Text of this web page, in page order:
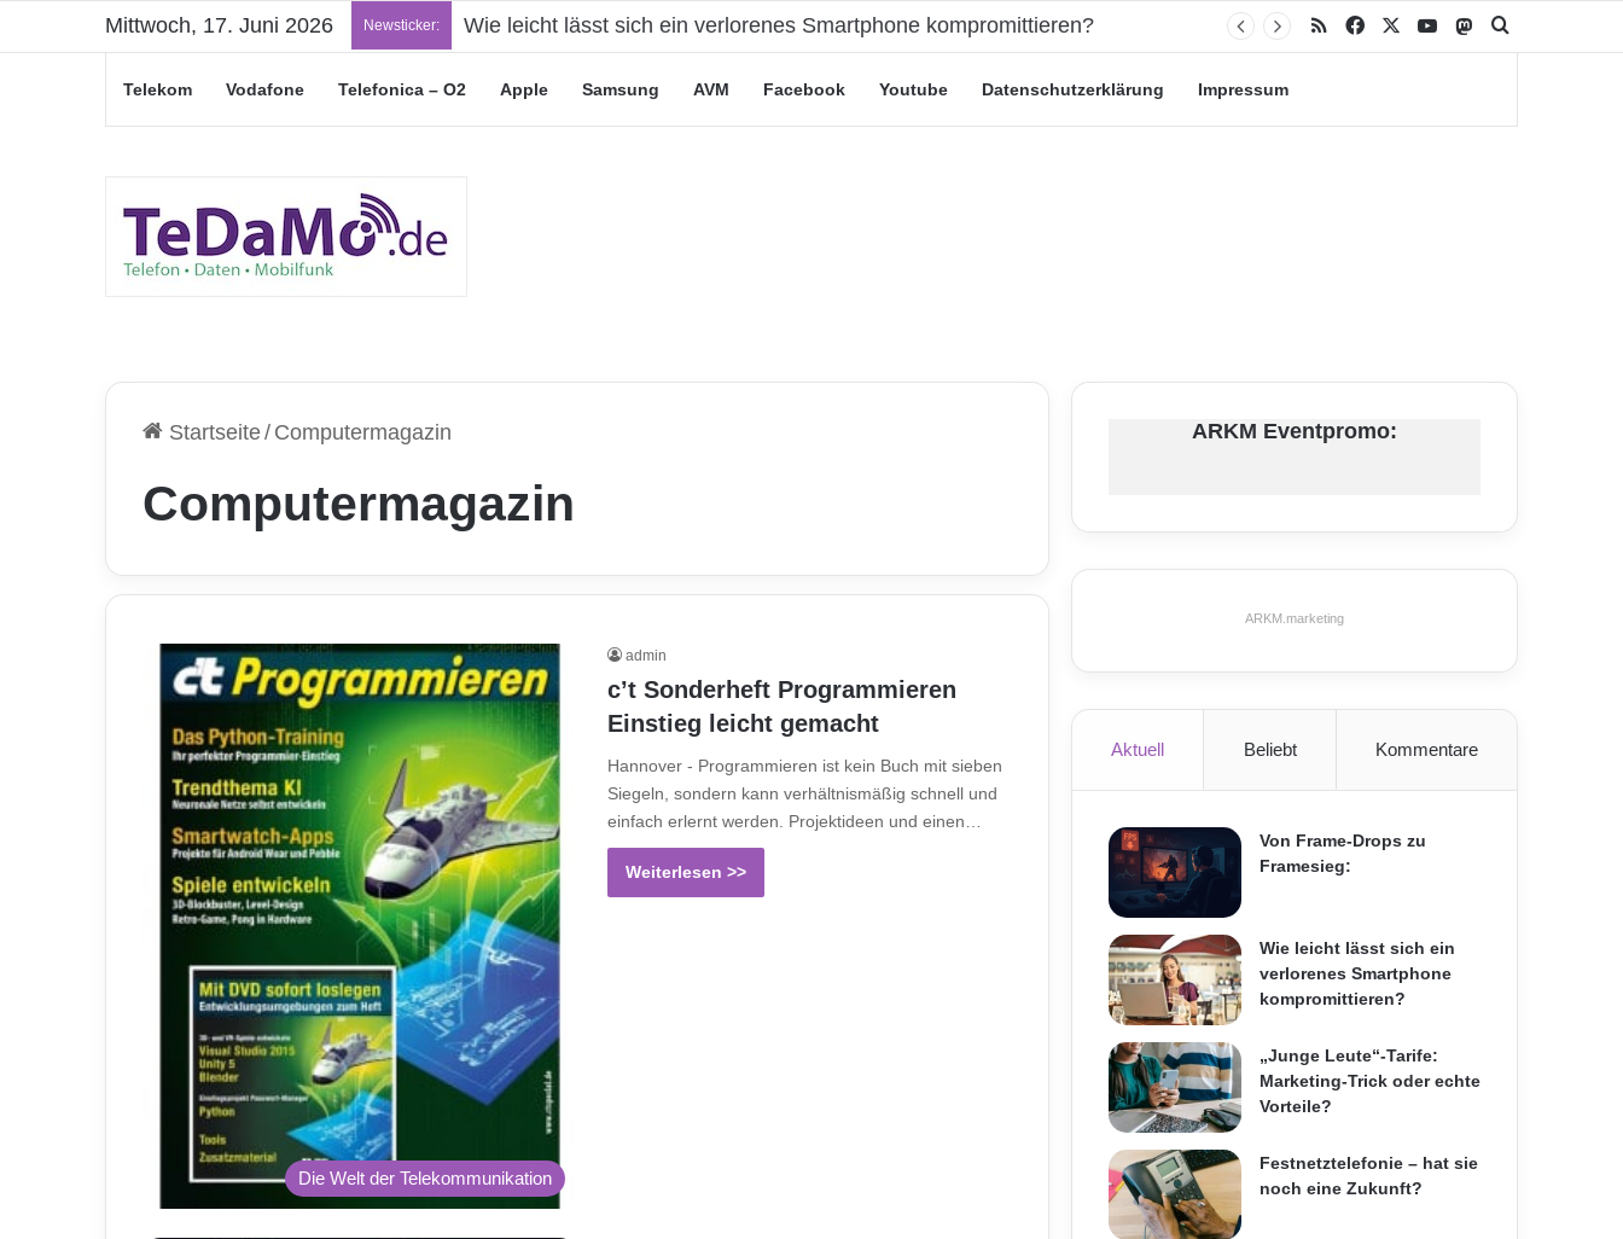
Mittwoch, 17. Juni 2026 Newsticker: „Junge Leute“-Tarife: Marketing-Trick oder echte Vorteile? RSS Facebook YouTubeMastodon
Telekom Vodafone Telefonica – O2 Apple Samsung AVM Facebook Youtube Datenschutzerklärung Impressum
Startseite/ Computermagazin
Computermagazin
Die Welt der Telekommunikation
admin
c’t Sonderheft Programmieren
Einstieg leicht gemacht
Hannover - Programmieren ist kein Buch mit sieben
Siegeln, sondern kann verhältnismäßig schnell und
einfach erlernt werden. Projektideen und einen…
Weiterlesen >>
ARKM Eventpromo:
ARKM.marketing
Aktuell Beliebt Kommentare
Von Frame-Drops zu
Framesieg:
Wie leicht lässt sich ein
verlorenes Smartphone
kompromittieren?
„Junge Leute“-Tarife:
Marketing-Trick oder echte
Vorteile?
Festnetztelefonie – hat sie
noch eine Zukunft?